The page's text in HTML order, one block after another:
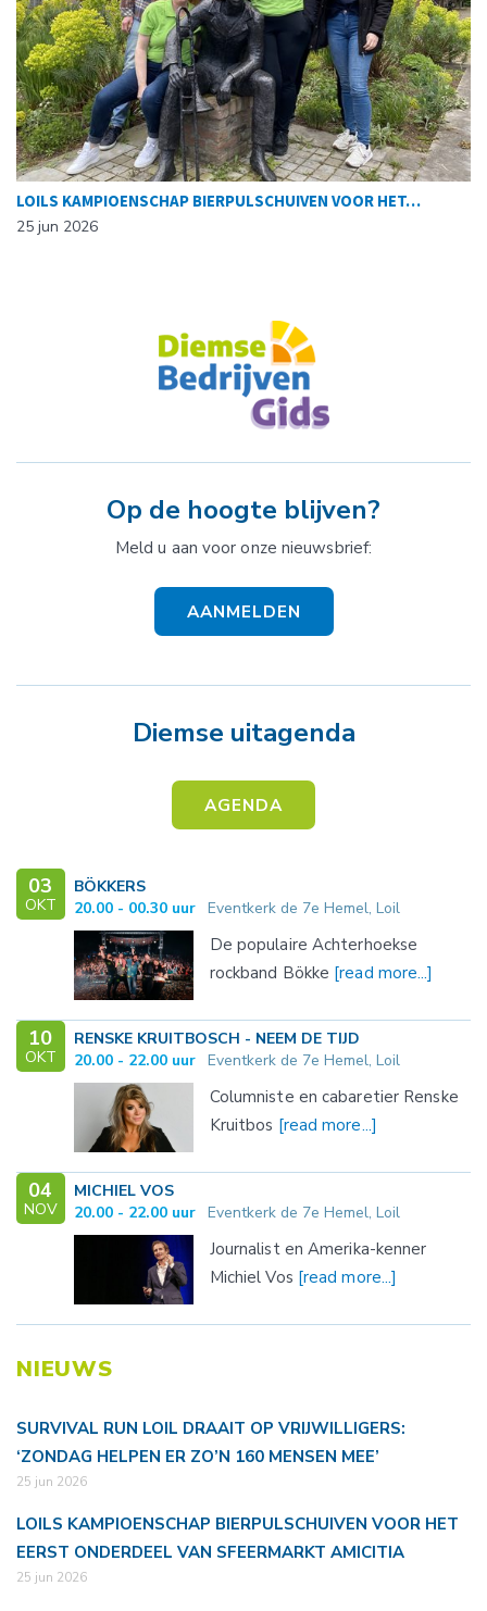
LOILS KAMPIOENSCHAP BIERPULSCHUIVEN VOOR HET…
25 jun 2026
Op de hoogte blijven?
Meld u aan voor onze nieuwsbrief:
AANMELDEN
Diemse uitagenda
AGENDA
03
OKT
BÖKKERS
20.00 - 00.30 uur Eventkerk de 7e Hemel, Loil
De populaire Achterhoekse
rockband Bökke [read more...]
10
OKT
RENSKE KRUITBOSCH - NEEM DE TIJD
20.00 - 22.00 uur Eventkerk de 7e Hemel, Loil
Columniste en cabaretier Renske
Kruitbos [read more...]
04
NOV
MICHIEL VOS
20.00 - 22.00 uur Eventkerk de 7e Hemel, Loil
Journalist en Amerika-kenner
Michiel Vos [read more...]
NIEUWS
SURVIVAL RUN LOIL DRAAIT OP VRIJWILLIGERS:
‘ZONDAG HELPEN ER ZO’N 160 MENSEN MEE’
25 jun 2026
LOILS KAMPIOENSCHAP BIERPULSCHUIVEN VOOR HET
EERST ONDERDEEL VAN SFEERMARKT AMICITIA
25 jun 2026